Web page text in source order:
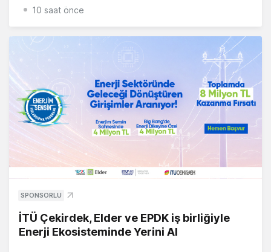
10 saat önce
SPONSORLU
İTÜ Çekirdek, Elder ve EPDK iş birliğiyle
Enerji Ekosisteminde Yerini Al